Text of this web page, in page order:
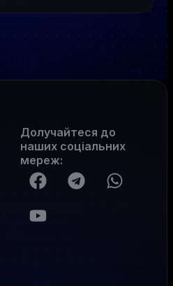
Долучайтеся до
наших соціальних
мереж: